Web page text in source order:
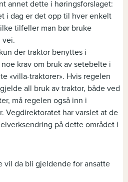
annet dette i høringsforslaget:
i dag er det opp til hver enkelt
tilfeller man bør bruke
vei.
der traktor benyttes i
krav om bruk av setebelte i
«villa-traktorer». Hvis regelen
all bruk av traktor, både ved
må regelen også inn i
Vegdirektoratet har varslet at de
på dette området i
vil da bli gjeldende for ansatte